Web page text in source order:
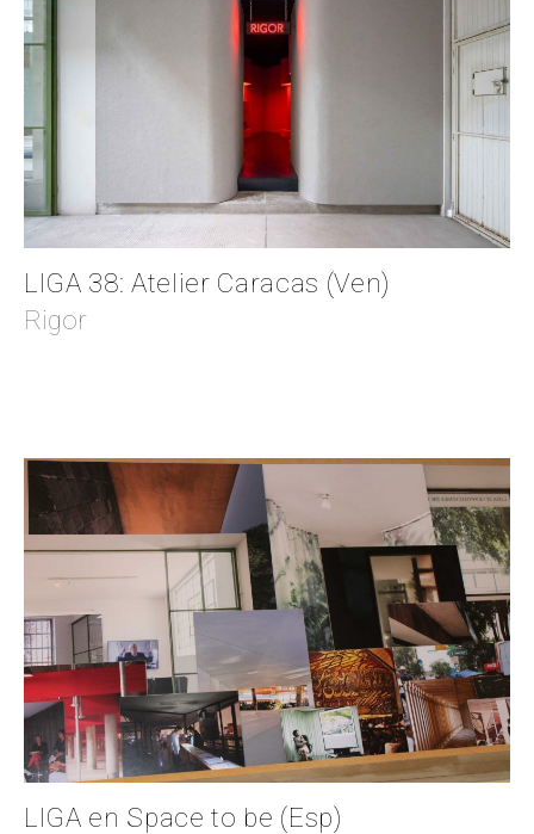
LIGA 38: Atelier Caracas (Ven)
Rigor
LIGA en Space to be (Esp)